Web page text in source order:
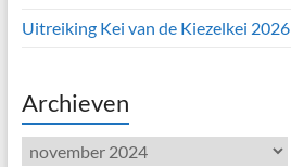
Uitreiking Kei van de Kiezelkei 2026
Archieven
Archieven